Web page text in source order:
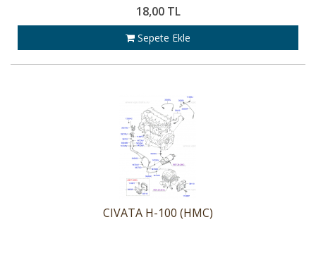
18,00 TL
Sepete Ekle
CIVATA H-100 (HMC)